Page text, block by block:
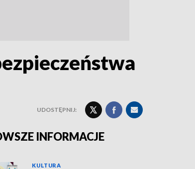
UDOSTĘPNIJ:
INFORMACJE
KULTURA